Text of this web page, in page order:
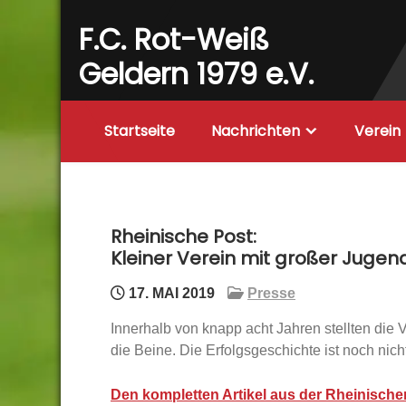
F.C. Rot-Weiß
Geldern 1979 e.V.
Startseite Nachrichten Verein
Rheinische Post:
Kleiner Verein mit großer
17. MAI 2019 Presse
Innerhalb von knapp acht Jahren stellten
die Beine. Die Erfolgsgeschichte ist noch
Den kompletten Artikel aus der